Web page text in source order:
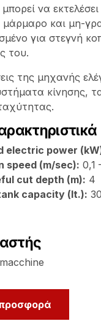
να
μάρμαρο και μη-
για στεγνή
του.
της μηχανής
κίνησης,
electric power
speed (m/sec): 0,1
cut depth (m): 4
capacity (lt.):